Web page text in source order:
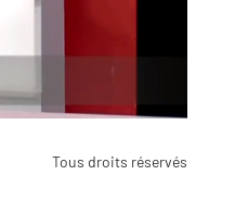
Tous droits réservés